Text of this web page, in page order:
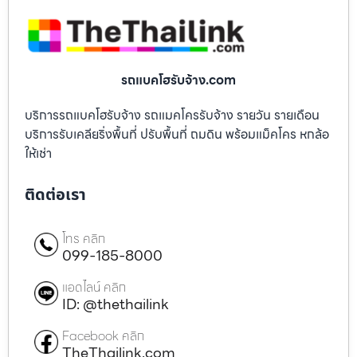
รถแบคโฮรับจ้าง.com
บริการรถแบคโฮรับจ้าง รถแมคโครรับจ้าง รายวัน รายเดือน
บริการรับเคลียริ่งพื้นที่ ปรับพื้นที่ ถมดิน พร้อมแม็คโคร หกล้อ
ให้เช่า
ติดต่อเรา
โทร คลิก
099-185-8000
แอดไลน์ คลิก
ID: @thethailink
Facebook คลิก